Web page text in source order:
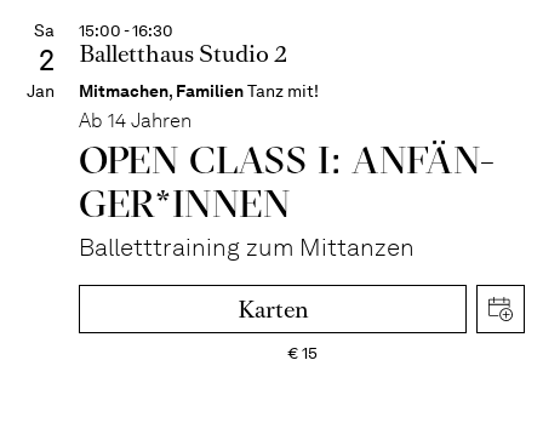
Sa
2
Jan
15:00 - 16:30
Balletthaus Studio 2
Mitmachen, FamilienTanz mit!
Ab 14 Jahren
OPEN CLASS I: ANFÄN­
GER*IN­NEN
Balletttraining zum Mittanzen
Karten
€15